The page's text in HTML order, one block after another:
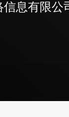
息有限公